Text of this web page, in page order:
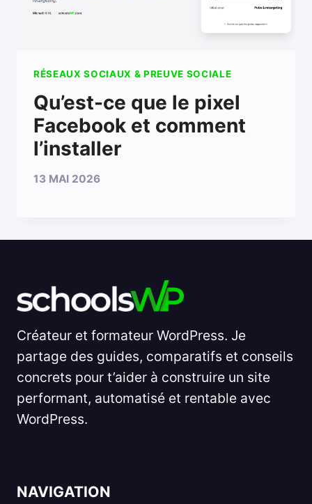
RÉSEAUX SOCIAUX & PREUVE SOCIALE
Qu’est-ce que le pixel
Facebook et comment
l’installer
13 MAI 2026
Créateur et formateur WordPress. Je
partage des guides, comparatifs et conseils
concrets pour t’aider à construire un site
performant, automatisé et rentable avec
WordPress.
NAVIGATION